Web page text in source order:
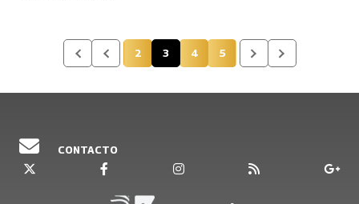
Página
2 Página actual
3 Página
4 Página
5
CONTACTO